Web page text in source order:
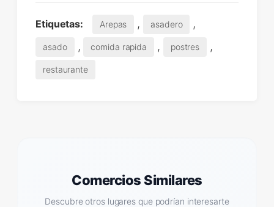
Etiquetas: Arepas , asadero ,
asado , comida rapida , postres ,
restaurante
Comercios Similares
Descubre otros lugares que podrían interesarte